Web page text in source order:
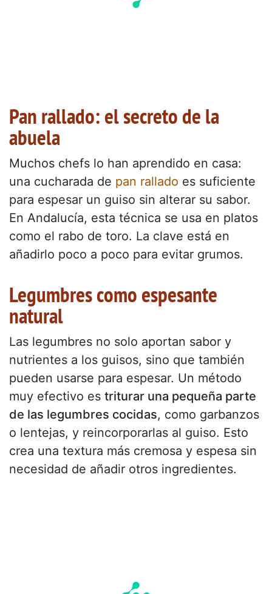
Pan rallado: el secreto de la
abuela
Muchos chefs lo han aprendido en casa:
una cucharada de pan rallado es suficiente
para espesar un guiso sin alterar su sabor.
En Andalucía, esta técnica se usa en platos
como el rabo de toro. La clave está en
añadirlo poco a poco para evitar grumos.
Legumbres como espesante
natural
Las legumbres no solo aportan sabor y
nutrientes a los guisos, sino que también
pueden usarse para espesar. Un método
muy efectivo es triturar una pequeña parte
de las legumbres cocidas, como garbanzos
o lentejas, y reincorporarlas al guiso. Esto
crea una textura más cremosa y espesa sin
necesidad de añadir otros ingredientes.